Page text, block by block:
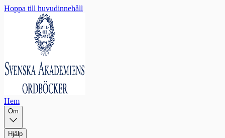
Hoppa till huvudinnehåll
Hem
Om
Hjälp